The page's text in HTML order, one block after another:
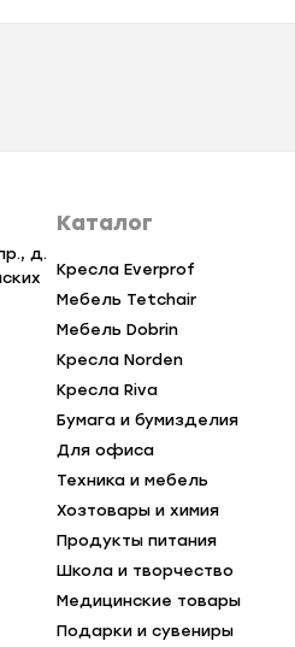
д.
Каталог
Кресла Everprof
Мебель Tetchair
Мебель Dobrin
Кресла Norden
Кресла Riva
Бумага и бумизделия
Для офиса
Техника и мебель
Хозтовары и химия
Продукты питания
Школа и творчество
Медицинские товары
Подарки и сувениры